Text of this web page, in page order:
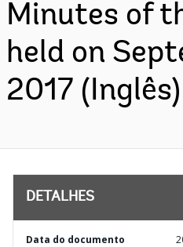
Minutes of
held on
2017 (Inglês)
DETALHES
Data do documento